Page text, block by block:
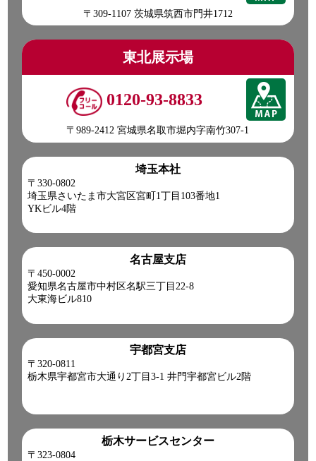
〒309-1107 茨城県筑西市門井1712
東北展示場
0120-93-8833
〒989-2412 宮城県名取市堀内字南竹307-1
埼玉本社
〒330-0802
埼玉県さいたま市大宮区宮町1丁目103番地1
YKビル4階
名古屋支店
〒450-0002
愛知県名古屋市中村区名駅三丁目22-8
大東海ビル810
宇都宮支店
〒320-0811
栃木県宇都宮市大通り2丁目3-1 井門宇都宮ビル2階
栃木サービスセンター
〒323-0804